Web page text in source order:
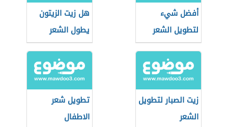
أفضل شيء
لتطويل الشعر
هل زيت الزيتون
يطول الشعر
زيت الصبار لتطويل
الشعر
تطويل شعر
الاطفال